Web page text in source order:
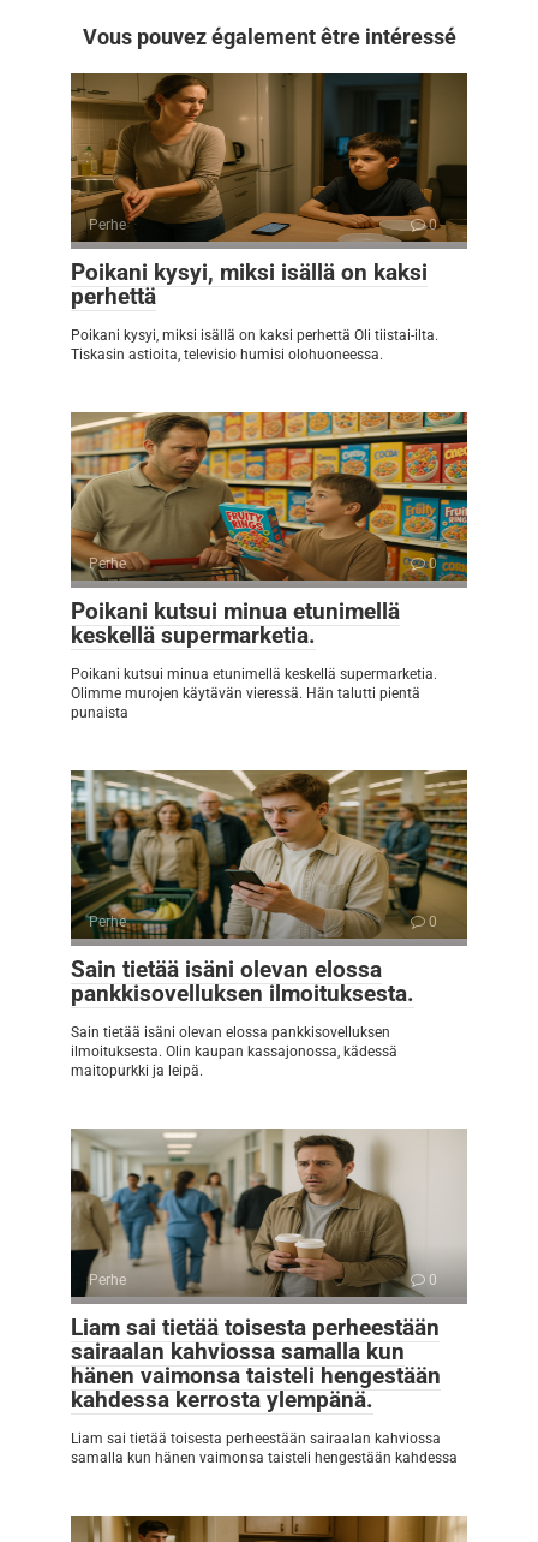
Vous pouvez également être intéressé
Perhe 0
Poikani kysyi, miksi isällä on kaksi
perhettä
Poikani kysyi, miksi isällä on kaksi perhettä Oli tiistai-ilta.
Tiskasin astioita, televisio humisi olohuoneessa.
Perhe 0
Poikani kutsui minua etunimellä
keskellä supermarketia.
Poikani kutsui minua etunimellä keskellä supermarketia.
Olimme murojen käytävän vieressä. Hän talutti pientä
punaista
Perhe 0
Sain tietää isäni olevan elossa
pankkisovelluksen ilmoituksesta.
Sain tietää isäni olevan elossa pankkisovelluksen
ilmoituksesta. Olin kaupan kassajonossa, kädessä
maitopurkki ja leipä.
Perhe 0
Liam sai tietää toisesta perheestään
sairaalan kahviossa samalla kun
hänen vaimonsa taisteli hengestään
kahdessa kerrosta ylempänä.
Liam sai tietää toisesta perheestään sairaalan kahviossa
samalla kun hänen vaimonsa taisteli hengestään kahdessa